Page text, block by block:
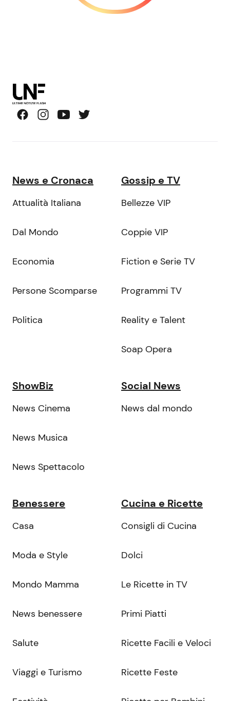
News e Cronaca
Attualità Italiana
Dal Mondo
Economia
Persone Scomparse
Politica
Gossip e TV
Bellezze VIP
Coppie VIP
Fiction e Serie TV
Programmi TV
Reality e Talent
Soap Opera
ShowBiz
News Cinema
News Musica
News Spettacolo
Social News
News dal mondo
Benessere
Casa
Moda e Style
Mondo Mamma
News benessere
Salute
Viaggi e Turismo
Cucina e Ricette
Consigli di Cucina
Dolci
Le Ricette in TV
Primi Piatti
Ricette Facili e Veloci
Ricette Feste